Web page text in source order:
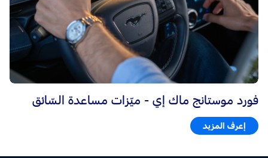
فورد موستانج ماك إي - ميّزات مساعدة السّائق
إعرف المزيد